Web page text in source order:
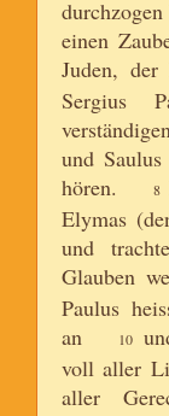
einen
Juden, der
Sergius
und
hören.
8
Elymas
und
Glauben
Paulus
an
10
voll aller
aller